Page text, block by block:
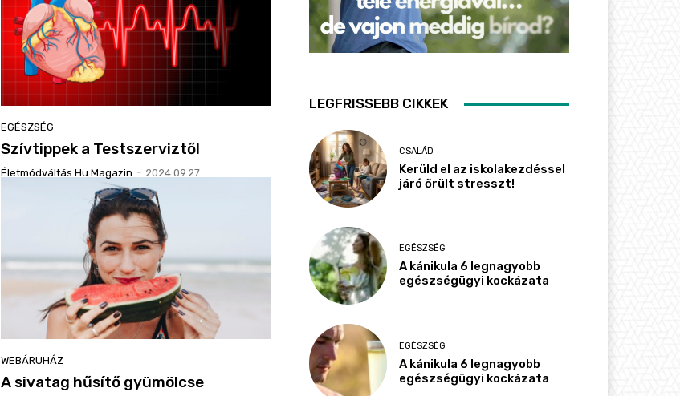
EGÉSZSÉG
Szívtippek a Testszerviztől
Életmódváltás.hu Magazin - 2024.09.27.
WEBÁRUHÁZ
A sivatag hűsítő gyümölcse
LEGFRISSEBB CIKKEK
CSALÁD
Kerüld el az iskolakezdéssel
járó őrült stresszt!
EGÉSZSÉG
A kánikula 6 legnagyobb
egészségügyi kockázata
EGÉSZSÉG
A kánikula 6 legnagyobb
egészségügyi kockázata